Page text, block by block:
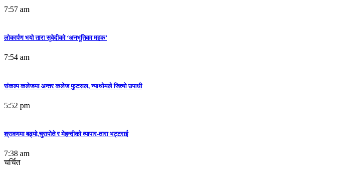
7:57 am
लोकार्पण भयो तारा सुवेदीको ‘अनभूतिका महक’
7:54 am
संकल्प कलेजमा अन्तर कलेज फुटसल, न्याथोमले जित्यो उपाधी
5:52 pm
श्रावणमा बढ्यो,चुरापोते र मेहन्दीको व्यापार-तारा भट्टराई
7:38 am
चर्चित